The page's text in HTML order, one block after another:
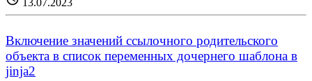
Включение значений ссылочного родительского
объекта в список переменных дочернего шаблона в
jinja2